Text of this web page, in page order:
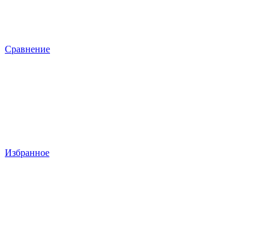
Сравнение
Избранное